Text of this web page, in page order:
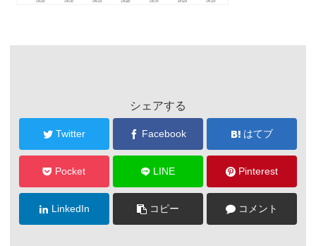
シェアする
Twitter Facebook はてブ
Pocket LINE Pinterest
LinkedIn コピー コメント